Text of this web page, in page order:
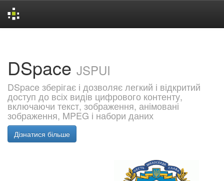
DSpace JSPUI
DSpace зберігає і дозволяє легкий і відкритий
доступ до всіх видів цифрового контенту,
включаючи текст, зображення, анімовані
зображення, MPEG і набори даних
Дізнатися більше